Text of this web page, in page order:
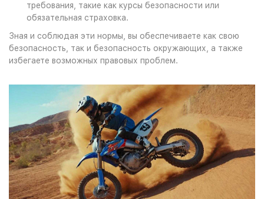
требования, такие как курсы безопасности или
обязательная страховка.
Зная и соблюдая эти нормы, вы обеспечиваете как свою
безопасность, так и безопасность окружающих, а также
избегаете возможных правовых проблем.